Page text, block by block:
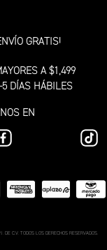
GRATIS!
A $1,499
5 DÍAS HÁBILES
EN
C.V. TODOS LOS DERECHOS RESERVADOS.